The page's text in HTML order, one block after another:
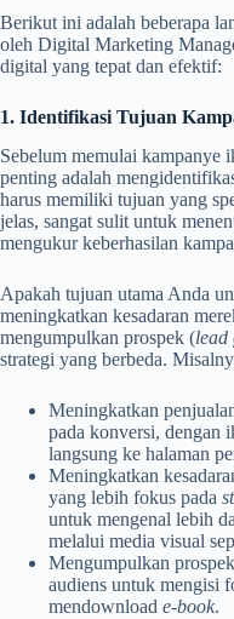
Berikut ini adalah beberapa
oleh Digital Marketing
digital yang tepat dan efektif:
1. Identifikasi Tujuan
Sebelum memulai kampanye
penting adalah
harus memiliki tujuan yang
jelas, sangat sulit untuk
mengukur keberhasilan
Apakah tujuan utama Anda
meningkatkan kesadaran
mengumpulkan prospek (lead
strategi yang berbeda.
Meningkatkan
pada konversi, dengan
langsung ke halaman
Meningkatkan
yang lebih fokus pada
untuk mengenal lebih
melalui media visual
Mengumpulkan
audiens untuk mengisi
mendownload e-book.